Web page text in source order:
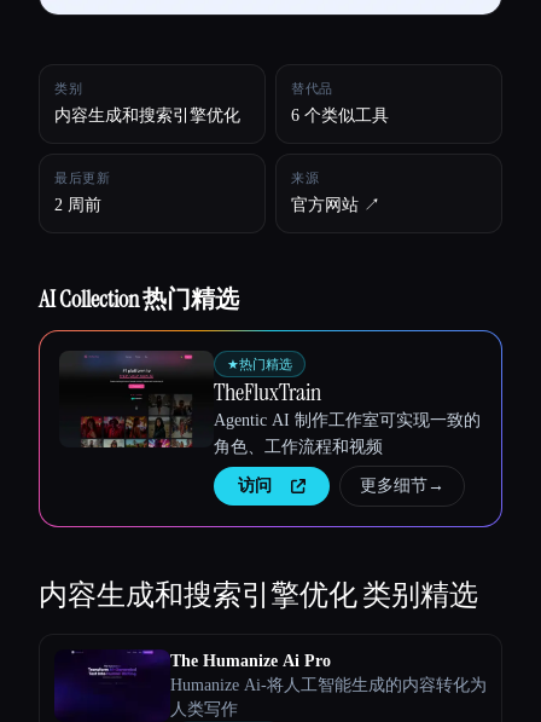
类别
内容生成和搜索引擎优化
替代品
6 个类似工具
最后更新
2 周前
来源
官方网站 ↗︎
AI Collection 热门精选
★热门精选
TheFluxTrain
Agentic AI 制作工作室可实现一致的
角色、工作流程和视频
访问 更多细节→
内容生成和搜索引擎优化类别精选
The Humanize Ai Pro
Humanize Ai-将人工智能生成的内容转化为
人类写作